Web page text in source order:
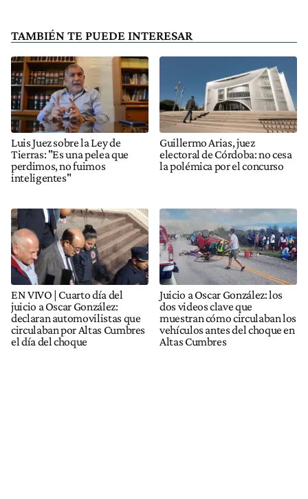
TAMBIÉN TE PUEDE INTERESAR
Luis Juez sobre la Ley de
Tierras: "Es una pelea que
perdimos, no fuimos
inteligentes"
Guillermo Arias, juez
electoral de Córdoba: no cesa
la polémica por el concurso
EN VIVO | Cuarto día del
juicio a Oscar González:
declaran automovilistas que
circulaban por Altas Cumbres
el día del choque
Juicio a Oscar González: los
dos videos clave que
muestran cómo circulaban los
vehículos antes del choque en
Altas Cumbres